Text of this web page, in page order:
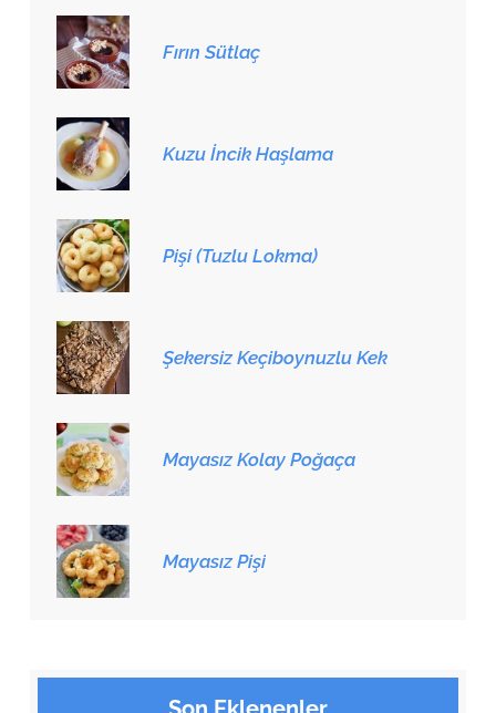
Fırın Sütlaç
Kuzu İncik Haşlama
Pişi (Tuzlu Lokma)
Şekersiz Keçiboynuzlu Kek
Mayasız Kolay Poğaça
Mayasız Pişi